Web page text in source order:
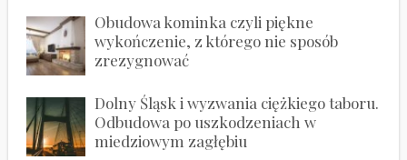
Obudowa kominka czyli piękne
wykończenie, z którego nie sposób
zrezygnować
Dolny Śląsk i wyzwania ciężkiego taboru.
Odbudowa po uszkodzeniach w
miedziowym zagłębiu